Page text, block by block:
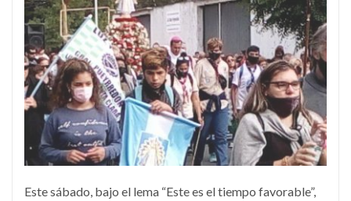
Este sábado, bajo el lema “Este es el tiempo favorable”,